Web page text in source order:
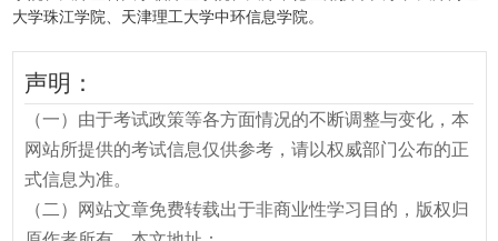
大学珠江学院、天津理工大学中环信息学院。
声明：
（一）由于考试政策等各方面情况的不断调整与变化，本
网站所提供的考试信息仅供参考，请以权威部门公布的正
式信息为准。
（二）网站文章免费转载出于非商业性学习目的，版权归